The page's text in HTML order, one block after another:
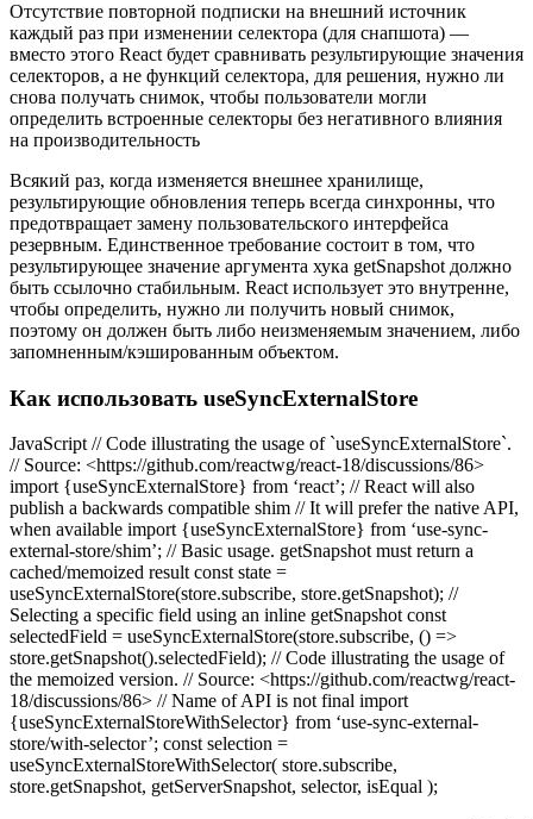
Отсутствие повторной подписки на внешний источник
каждый раз при изменении селектора (для снапшота) —
вместо этого React будет сравнивать результирующие значения
селекторов, а не функций селектора, для решения, нужно ли
снова получать снимок, чтобы пользователи могли
определить встроенные селекторы без негативного влияния
на производительность
Всякий раз, когда изменяется внешнее хранилище,
результирующие обновления теперь всегда синхронны, что
предотвращает замену пользовательского интерфейса
резервным. Единственное требование состоит в том, что
результирующее значение аргумента хука getSnapshot должно
быть ссылочно стабильным. React использует это внутренне,
чтобы определить, нужно ли получить новый снимок,
поэтому он должен быть либо неизменяемым значением, либо
запомненным/кэшированным объектом.
Как использовать useSyncExternalStore
JavaScript // Code illustrating the usage of `useSyncExternalStore`.
// Source: <https://github.com/reactwg/react-18/discussions/86>
import {useSyncExternalStore} from ‘react’; // React will also
publish a backwards compatible shim // It will prefer the native API,
when available import {useSyncExternalStore} from ‘use-sync-
external-store/shim’; // Basic usage. getSnapshot must return a
cached/memoized result const state =
useSyncExternalStore(store.subscribe, store.getSnapshot); //
Selecting a specific field using an inline getSnapshot const
selectedField = useSyncExternalStore(store.subscribe, () =>
store.getSnapshot().selectedField); // Code illustrating the usage of
the memoized version. // Source: <https://github.com/reactwg/react-
18/discussions/86> // Name of API is not final import
{useSyncExternalStoreWithSelector} from ‘use-sync-external-
store/with-selector’; const selection =
useSyncExternalStoreWithSelector( store.subscribe,
store.getSnapshot, getServerSnapshot, selector, isEqual );